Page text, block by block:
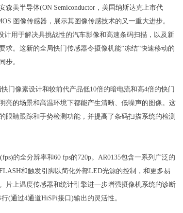
森美半导体(ON Semiconductor，美国纳斯达克上市代
图像传感器，展示其图像传感技术的又一重大进步。
计用于解决具挑战性的汽车影像和高速条码扫描，以及新
求。这新的全局快门传感器令摄像机能“冻结”快速移动的
步。
门像素设计和较前代产品低10倍的暗电流和高4倍的快门
亮的场景和高温环境下都能产生清晰、低噪声的图像。这
眼睛跟踪和手势检测功能，并提高了条码扫描系统的检测
的全分辨率和60 fps的720p。AR0135包含一系列广泛的
和触发引脚以简化外部LED光源的控制，和更多易
片上温度传感器和统计引擎进一步增强摄像机系统的诊断
(通过4通道HiSPi接口)输出的灵活性。